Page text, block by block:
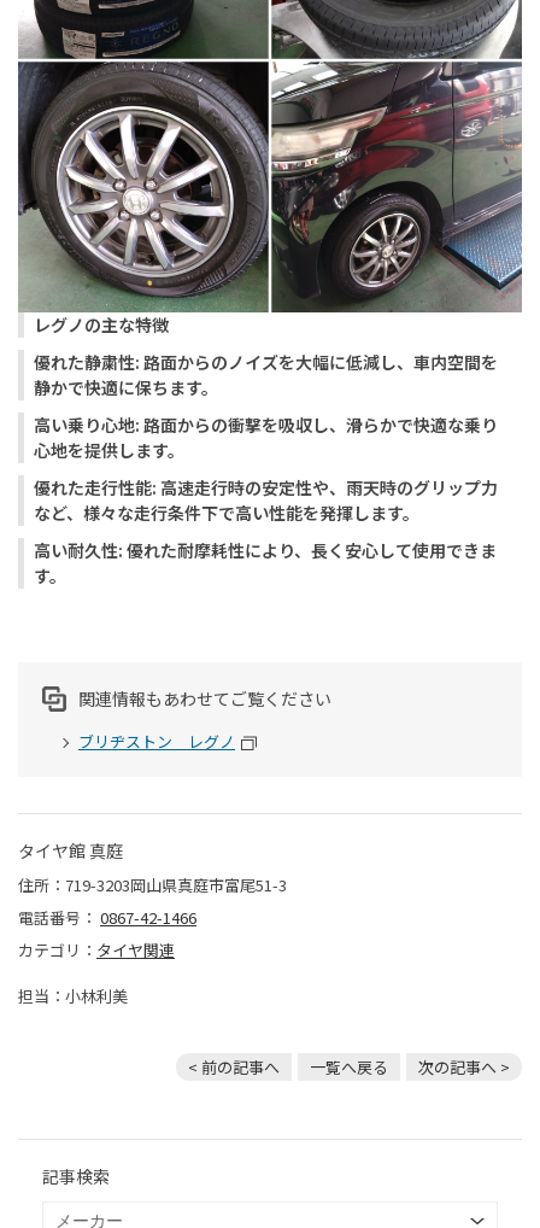
レグノの主な特徴
優れた静粛性: 路面からのノイズを大幅に低減し、車内空間を
静かで快適に保ちます。
高い乗り心地: 路面からの衝撃を吸収し、滑らかで快適な乗り
心地を提供します。
優れた走行性能: 高速走行時の安定性や、雨天時のグリップ力
など、様々な走行条件下で高い性能を発揮します。
高い耐久性: 優れた耐摩耗性により、長く安心して使用できま
す。
関連情報もあわせてご覧ください
ブリヂストン レグノ
タイヤ館 真庭
住所：719-3203岡山県真庭市富尾51-3
電話番号： 0867-42-1466
カテゴリ： タイヤ関連
担当：小林利美
< 前の記事へ 一覧へ戻る 次の記事へ >
記事検索